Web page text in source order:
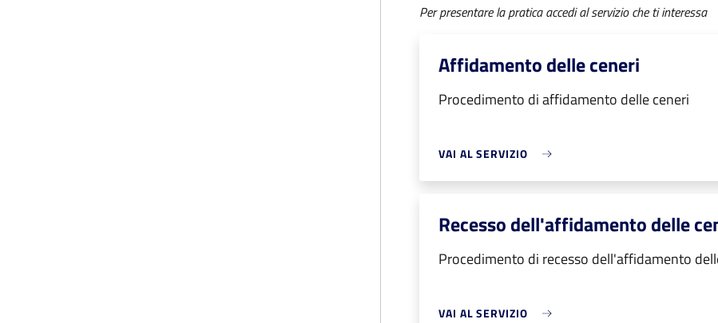
Per presentare la pratica accedi al servizio che ti interessa
Affidamento delle ceneri
Procedimento di affidamento delle ceneri
VAI AL SERVIZIO
Recesso dell'affidamento delle
Procedimento di recesso dell'affidamento
VAI AL SERVIZIO